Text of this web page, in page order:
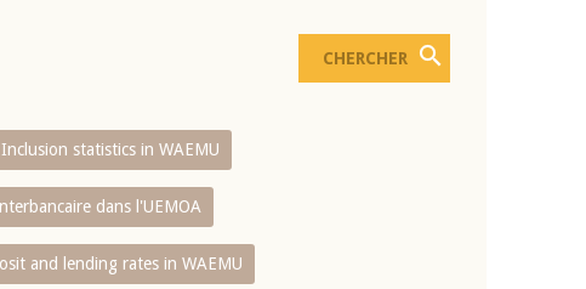
statistics in WAEMU
dans l'UEMOA
and lending rates in WAEMU